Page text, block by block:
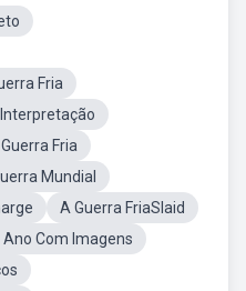
Fria
Fria
Mundial
A Guerra FriaSlaid
Com Imagens